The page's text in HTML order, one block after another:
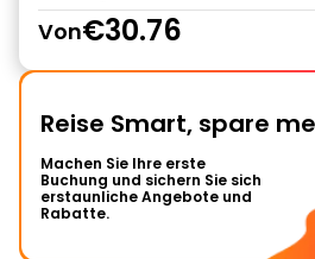
Von€30.76
Reise Smart, spare
Machen Sie Ihre erste
Buchung und sichern Sie sich
erstaunliche Angebote und
Rabatte.